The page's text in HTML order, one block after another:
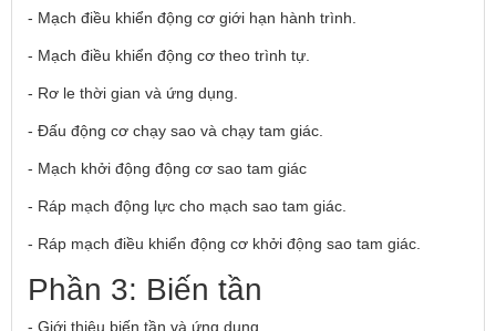
- Mạch điều khiển động cơ giới hạn hành trình.
- Mạch điều khiển động cơ theo trình tự.
- Rơ le thời gian và ứng dụng.
- Đấu động cơ chạy sao và chạy tam giác.
- Mạch khởi động động cơ sao tam giác
- Ráp mạch động lực cho mạch sao tam giác.
- Ráp mạch điều khiển động cơ khởi động sao tam giác.
Phần 3: Biến tần
- Giới thiệu biến tần và ứng dụng